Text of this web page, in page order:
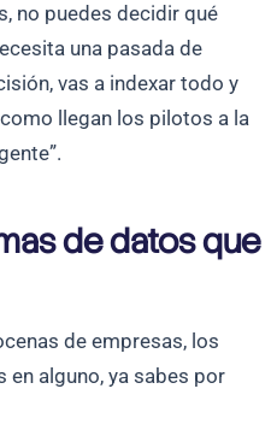
no puedes decidir qué
una pasada de
vas a indexar todo y
llegan los pilotos a la
de datos que
de empresas, los
en alguno, ya sabes por